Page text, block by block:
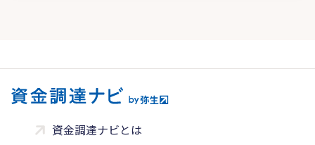
資金調達ナビとは